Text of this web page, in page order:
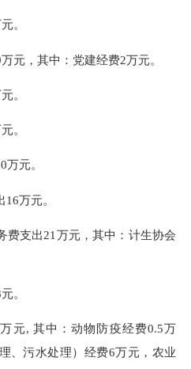
。
，其中：党建经费2万元。
。
。
元。
万元。
支出21万元，其中：计生协会
。
, 其中：动物防疫经费0.5万
、污水处理）经费6万元，农业